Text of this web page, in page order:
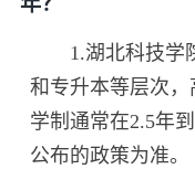
1.湖北科技学院
和专升本等层次
学制通常在2.5年
公布的政策为准。